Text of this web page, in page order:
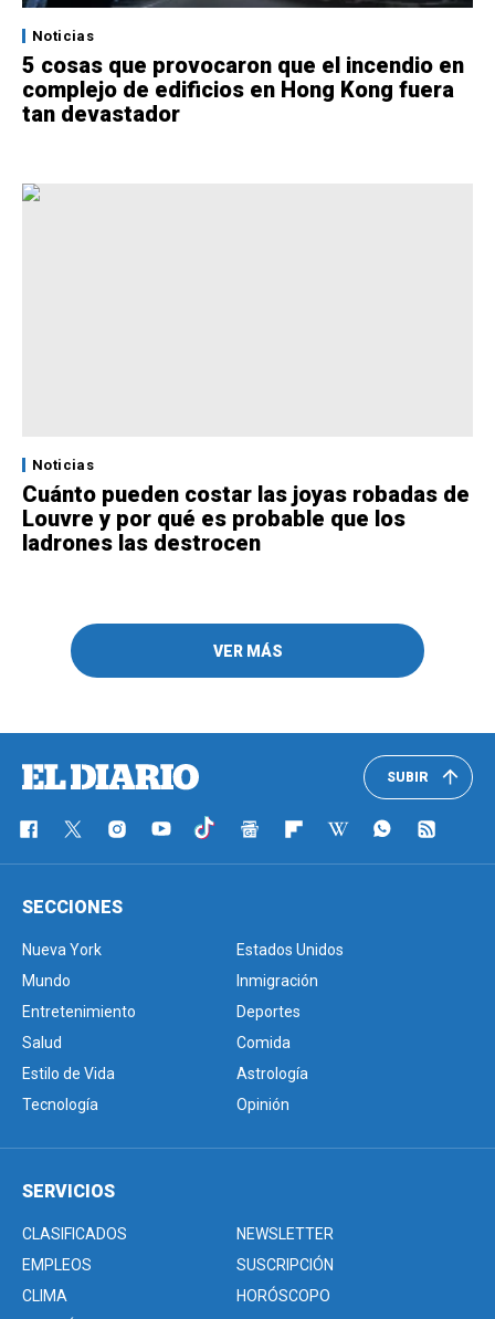
Noticias
5 cosas que provocaron que el incendio en
complejo de edificios en Hong Kong fuera
tan devastador
Noticias
Cuánto pueden costar las joyas robadas de
Louvre y por qué es probable que los
ladrones las destrocen
VER MÁS
SUBIR
SECCIONES
Nueva York
Estados Unidos
Mundo
Inmigración
Entretenimiento
Deportes
Salud
Comida
Estilo de Vida
Astrología
Tecnología
Opinión
SERVICIOS
CLASIFICADOS
NEWSLETTER
EMPLEOS
SUSCRIPCIÓN
CLIMA
HORÓSCOPO